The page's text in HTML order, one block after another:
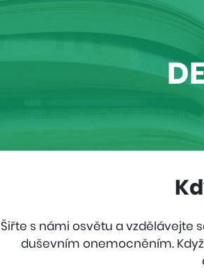
Šiřte s námi osvětu a vzdělávejte
duševním onemocněním.